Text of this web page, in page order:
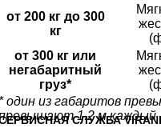
от 200 кг до 300
кг
от 300 кг или
негабаритный
груз*
один из габаритов
1.2 м каждый
СЛУЖБА